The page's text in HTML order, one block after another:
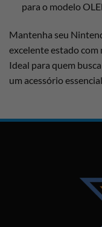
para o modelo
Mantenha seu
excelente estado
Ideal para quem
um acessório